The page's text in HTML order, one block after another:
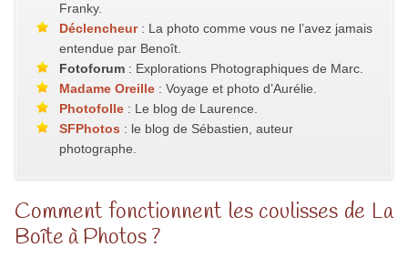
Franky.
Déclencheur: La photo comme vous ne l’avez jamais
entendue par Benoît.
Fotoforum : Explorations Photographiques de Marc.
Madame Oreille: Voyage et photo d’Aurélie.
Photofolle: Le blog de Laurence.
SFPhotos : le blog de Sébastien, auteur
photographe.
Comment fonctionnent les coulisses de La
Boîte à Photos ?